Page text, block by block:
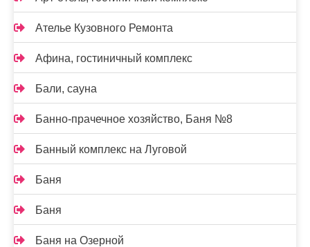
Ателье Кузовного Ремонта
Афина, гостиничный комплекс
Бали, сауна
Банно-прачечное хозяйство, Баня №8
Банный комплекс на Луговой
Баня
Баня
Баня на Озерной